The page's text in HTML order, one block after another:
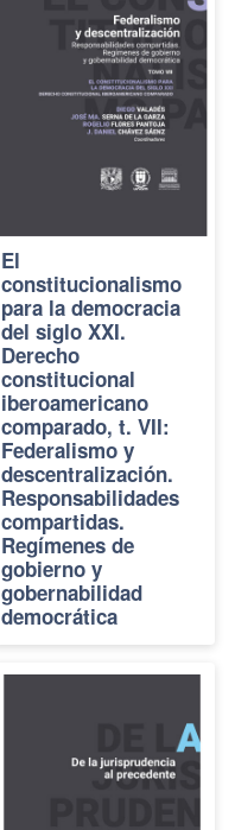
El
constitucionalismo
para la democracia
del siglo XXI.
Derecho
constitucional
iberoamericano
comparado, t. VII:
Federalismo y
descentralización.
Responsabilidades
compartidas.
Regímenes de
gobierno y
gobernabilidad
democrática